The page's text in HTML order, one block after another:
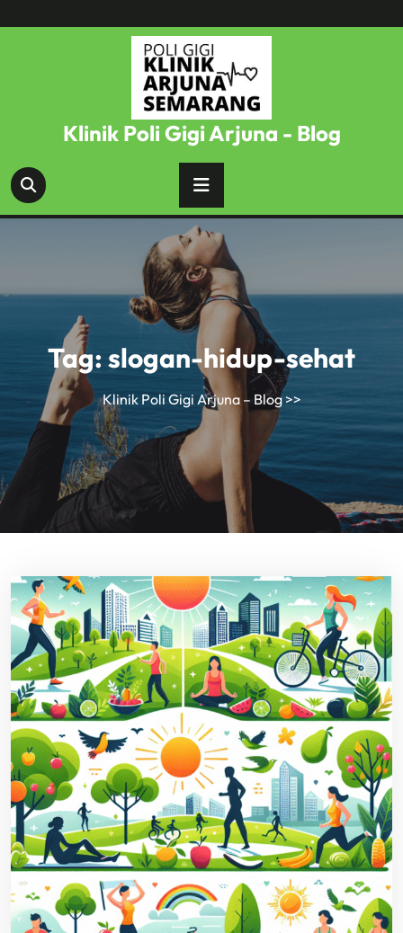
to
Klinik Poli Gigi Arjuna - Blog
Tag: slogan-hidup-sehat
Klinik Poli Gigi Arjuna – Blog>>